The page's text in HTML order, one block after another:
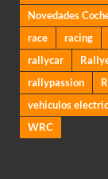
Novedades
race
racing
rallycar
rallypassion
vehiculos
WRC